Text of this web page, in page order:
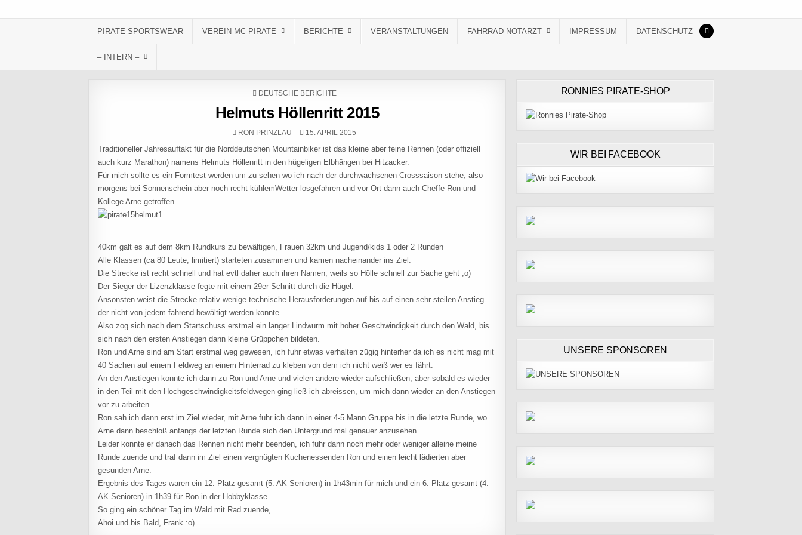
PIRATE-SPORTSWEAR VEREIN MC PIRATE BERICHTE VERANSTALTUNGEN FAHRRAD NOTARZT IMPRESSUM DATENSCHUTZ
– INTERN –
POSTED IN
DEUTSCHE BERICHTE
Helmuts Höllenritt 2015
AUTHOR:
RON PRINZLAU PUBLISHED DATE:
15. APRIL 2015
Traditioneller Jahresauftakt für die Norddeutschen Mountainbiker ist das kleine aber feine Rennen (oder offiziell
auch kurz Marathon) namens Helmuts Höllenritt in den hügeligen Elbhängen bei Hitzacker.
Für mich sollte es ein Formtest werden um zu sehen wo ich nach der durchwachsenen Crosssaison stehe, also
morgens bei Sonnenschein aber noch recht kühlemWetter losgefahren und vor Ort dann auch Cheffe Ron und
Kollege Arne getroffen.
40km galt es auf dem 8km Rundkurs zu bewältigen, Frauen 32km und Jugend/kids 1 oder 2 Runden
Alle Klassen (ca 80 Leute, limitiert) starteten zusammen und kamen nacheinander ins Ziel.
Die Strecke ist recht schnell und hat evtl daher auch ihren Namen, weils so Hölle schnell zur Sache geht ;o)
Der Sieger der Lizenzklasse fegte mit einem 29er Schnitt durch die Hügel.
Ansonsten weist die Strecke relativ wenige technische Herausforderungen auf bis auf einen sehr steilen Anstieg
der nicht von jedem fahrend bewältigt werden konnte.
Also zog sich nach dem Startschuss erstmal ein langer Lindwurm mit hoher Geschwindigkeit durch den Wald, bis
sich nach den ersten Anstiegen dann kleine Grüppchen bildeten.
Ron und Arne sind am Start erstmal weg gewesen, ich fuhr etwas verhalten zügig hinterher da ich es nicht mag mit
40 Sachen auf einem Feldweg an einem Hinterrad zu kleben von dem ich nicht weiß wer es fährt.
An den Anstiegen konnte ich dann zu Ron und Arne und vielen andere wieder aufschließen, aber sobald es wieder
in den Teil mit den Hochgeschwindigkeitsfeldwegen ging ließ ich abreissen, um mich dann wieder an den Anstiegen
vor zu arbeiten.
Ron sah ich dann erst im Ziel wieder, mit Arne fuhr ich dann in einer 4-5 Mann Gruppe bis in die letzte Runde, wo
Arne dann beschloß anfangs der letzten Runde sich den Untergrund mal genauer anzusehen.
Leider konnte er danach das Rennen nicht mehr beenden, ich fuhr dann noch mehr oder weniger alleine meine
Runde zuende und traf dann im Ziel einen vergnügten Kuchenessenden Ron und einen leicht lädierten aber
gesunden Arne.
Ergebnis des Tages waren ein 12. Platz gesamt (5. AK Senioren) in 1h43min für mich und ein 6. Platz gesamt (4.
AK Senioren) in 1h39 für Ron in der Hobbyklasse.
So ging ein schöner Tag im Wald mit Rad zuende,
Ahoi und bis Bald, Frank :o)
RONNIES PIRATE-SHOP
WIR BEI FACEBOOK
UNSERE SPONSOREN